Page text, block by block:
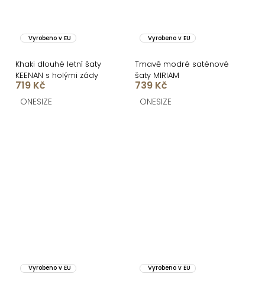
Vyrobeno v EU
Khaki dlouhé letní šaty
KEENAN s holými zády
719 Kč
ONESIZE
Vyrobeno v EU
Tmavě modré saténové
šaty MIRIAM
739 Kč
ONESIZE
Vyrobeno v EU Vyrobeno v EU